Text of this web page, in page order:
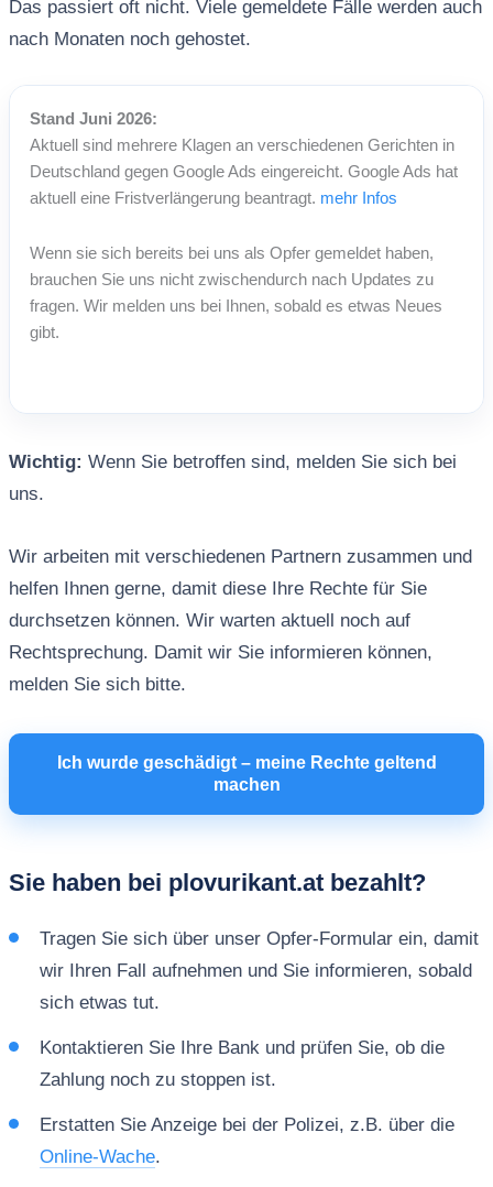
Das passiert oft nicht. Viele gemeldete Fälle werden auch
nach Monaten noch gehostet.
Wichtig: Wenn Sie betroffen sind, melden Sie sich bei
uns.
Wir arbeiten mit verschiedenen Partnern zusammen und
helfen Ihnen gerne, damit diese Ihre Rechte für Sie
durchsetzen können. Wir warten aktuell noch auf
Rechtsprechung. Damit wir Sie informieren können,
melden Sie sich bitte.
Ich wurde geschädigt – meine Rechte geltend
machen
Sie haben bei plovurikant.at bezahlt?
Tragen Sie sich über unser Opfer-Formular ein, damit
wir Ihren Fall aufnehmen und Sie informieren, sobald
sich etwas tut.
Kontaktieren Sie Ihre Bank und prüfen Sie, ob die
Zahlung noch zu stoppen ist.
Erstatten Sie Anzeige bei der Polizei, z.B. über die
Online-Wache.